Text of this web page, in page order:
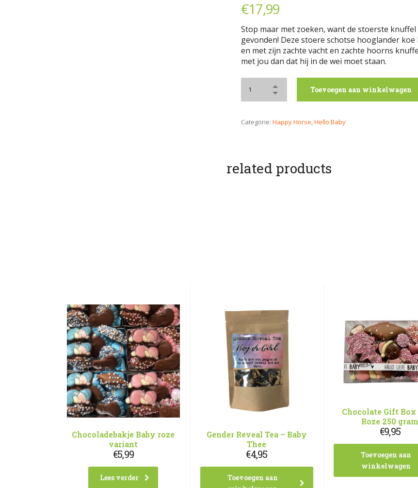
€17,99
Stop maar met zoeken, want de stoerste knuffel
gevonden! Deze stoere schotse hooglander koe
en met zijn zachte vacht en zachte hoorns
met jou dan dat hij in de wei moet staan.
Toevoegen aan winkelwagen
Categorie: Happy Horse,Hello Baby
related products
Chocoladebakje Baby roze
variant
€5,99
Lees verder
Gender Reveal Tea – Baby
Thee
€4,95
Toevoegen aan
Chocolate Gift Box
Roze 250 gram
€9,95
Toevoegen aan
winkelwagen